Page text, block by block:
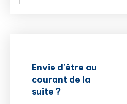
Envie d'être au
courant de la
suite ?